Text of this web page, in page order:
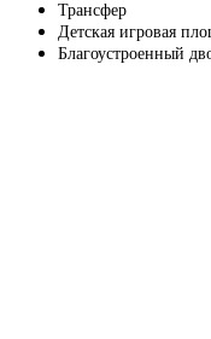
Трансфер
Детская игровая
Благоустроенный